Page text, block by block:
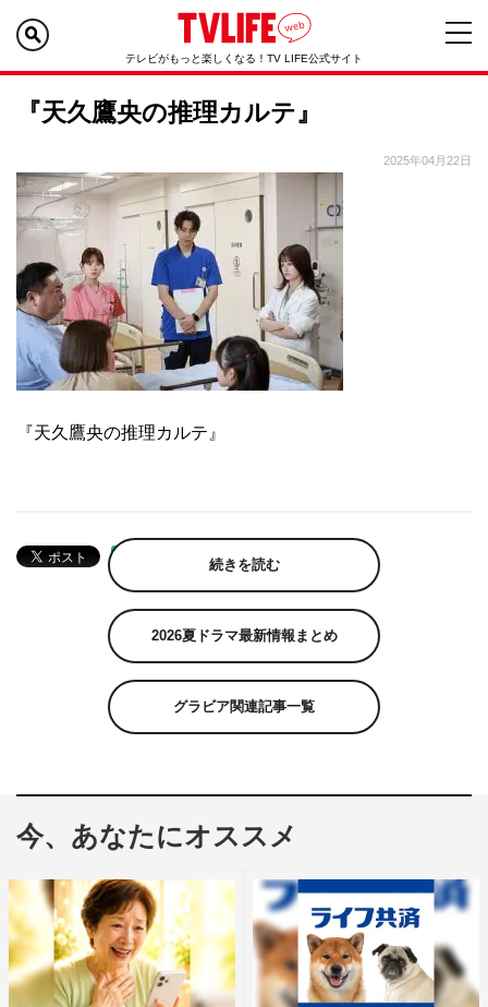
テレビがもっと楽しくなる！TV LIFE公式サイト
『天久鷹央の推理カルテ』
2025年04月22日
『天久鷹央の推理カルテ』
続きを読む
2026夏ドラマ最新情報まとめ
グラビア関連記事一覧
今、あなたにオススメ